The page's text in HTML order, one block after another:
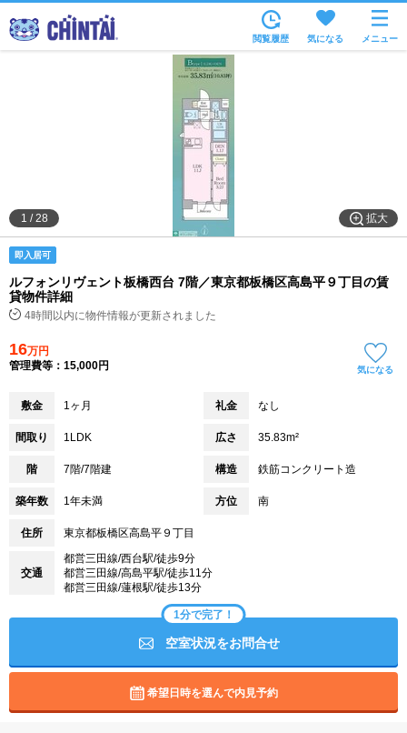
沿線・駅から
住所から
家賃相場から
通勤通学時間から
物件特集から
不動産会社から
閲覧履歴 気になる メニュー
拡大
1 /28
即入居可
ルフォンリヴェント板橋西台 7階／東京都板橋区高島平９丁目の賃
貸物件詳細
4時間以内に物件情報が更新されました
16万円
管理費等：15,000円
気になる
敷金 1ヶ月 礼金 なし
間取り 1LDK 広さ 35.83m²
階 7階/7階建 構造 鉄筋コンクリート造
築年数 1年未満 方位 南
住所 東京都板橋区高島平９丁目
交通
都営三田線/西台駅/徒歩9分
都営三田線/高島平駅/徒歩11分
都営三田線/蓮根駅/徒歩13分
1分で完了！
空室状況をお問合せ
希望日時を選んで内見予約